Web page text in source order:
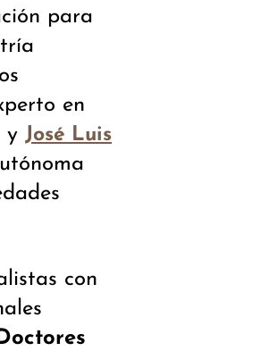
para
en
y José Luis
con